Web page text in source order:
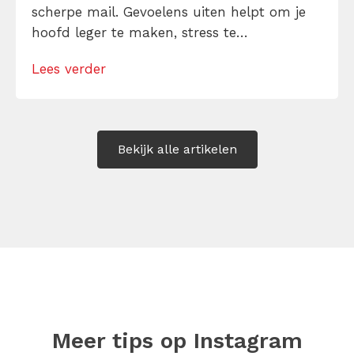
scherpe mail. Gevoelens uiten helpt om je
hoofd leger te maken, stress te
Maar hoe doe je dat zonder drama, verwijt
Lees verder
Bekijk alle artikelen
Meer tips op Instagram